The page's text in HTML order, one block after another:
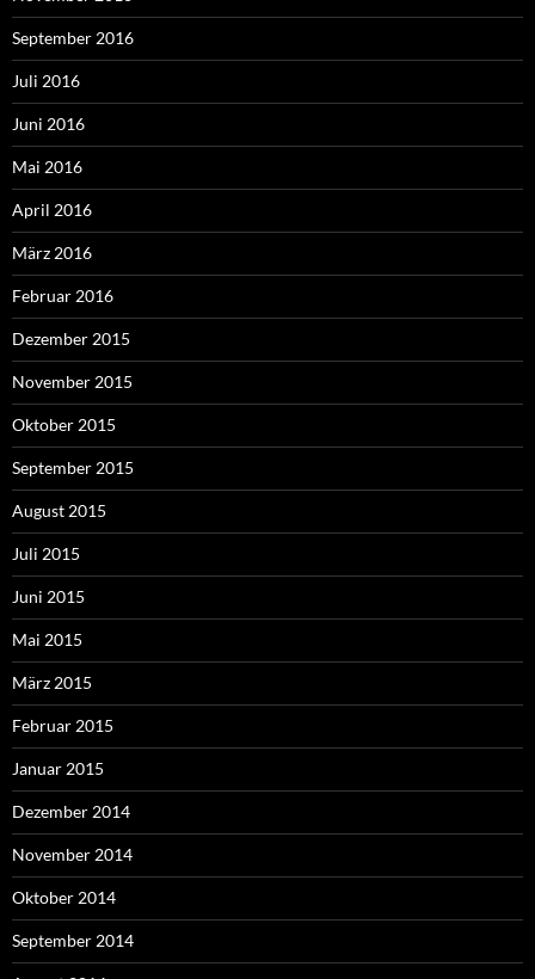
September 2016
Juli 2016
Juni 2016
Mai 2016
April 2016
März 2016
Februar 2016
Dezember 2015
November 2015
Oktober 2015
September 2015
August 2015
Juli 2015
Juni 2015
Mai 2015
März 2015
Februar 2015
Januar 2015
Dezember 2014
November 2014
Oktober 2014
September 2014